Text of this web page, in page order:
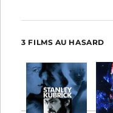
3 FILMS AU HASARD